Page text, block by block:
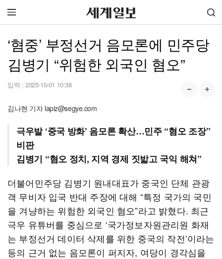
‘혐중’ 부정선거 음모론에 민주당
김병기 “위험한 외국인 혐오”
입력 : 2025-10-01 10:38
김나현 기자 lapiz@segye.com
극우발 ‘중국 방화’ 음모론 확산…민주 “혐오 조장”
비판
김병기 “혐오 정치, 지역 경제 짓밟고 국익 해쳐”
더불어민주당 김병기 원내대표가 중국인 단체 관광
객 무비자 입국 반대 주장에 대해 “특정 국가의 국민
을 겨냥하는 위험한 외국인 혐오”라고 밝혔다. 최근
극우 유튜버를 중심으로 ‘국가정보자원관리원 화재
는 부정선거 데이터 삭제를 위한 중국의 작전’이라는
등의 근거 없는 음모론이 퍼지자, 여당이 경각심을